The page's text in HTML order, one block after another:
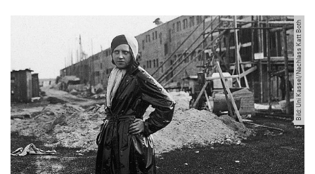
Bild: Uni Kassel/Nachlass Katt Both